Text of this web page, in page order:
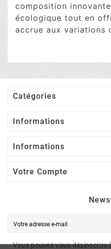
composition
écologique tout en
accrue aux variations
Catégories
Informations
Informations
Votre Compte
Vous pouvez vous